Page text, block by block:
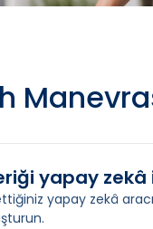
yapay zekâ
yapay zekâ